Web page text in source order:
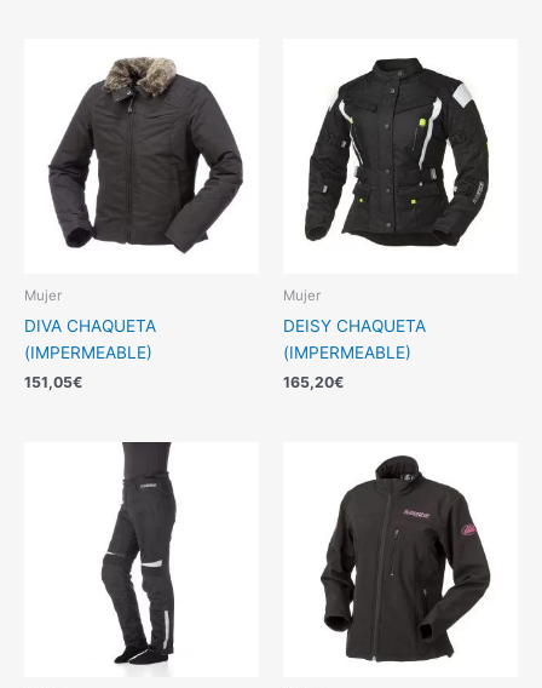
Mujer
DIVA CHAQUETA
(IMPERMEABLE)
151,05€
Mujer
DEISY CHAQUETA
(IMPERMEABLE)
165,20€